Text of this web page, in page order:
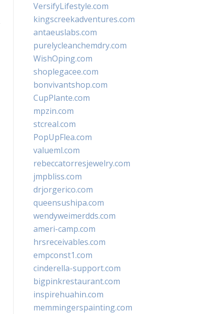
VersifyLifestyle.com
kingscreekadventures.com
antaeuslabs.com
purelycleanchemdry.com
WishOping.com
shoplegacee.com
bonvivantshop.com
CupPlante.com
mpzin.com
stcreal.com
PopUpFlea.com
valueml.com
rebeccatorresjewelry.com
jmpbliss.com
drjorgerico.com
queensushipa.com
wendyweimerdds.com
ameri-camp.com
hrsreceivables.com
empconst1.com
cinderella-support.com
bigpinkrestaurant.com
inspirehuahin.com
memmingerspainting.com